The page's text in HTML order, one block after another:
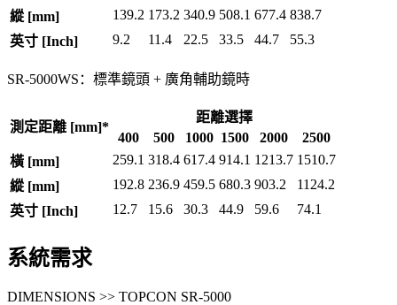
縱 [mm]
139.2 173.2 340.9 508.1 677.4 838.7
英寸 [Inch]
9.2 11.4 22.5 33.5 44.7 55.3
SR-5000WS：標準鏡頭 + 廣角輔助鏡時
測定距離 [mm]*
距離選擇
400
500 1000 1500 2000
2500
橫 [mm]
259.1 318.4 617.4 914.1 1213.7 1510.7
縱 [mm]
192.8 236.9 459.5 680.3 903.2
1124.2
英寸 [Inch]
12.7 15.6 30.3 44.9 59.6 74.1
系統需求
DIMENSIONS >> TOPCON SR-5000